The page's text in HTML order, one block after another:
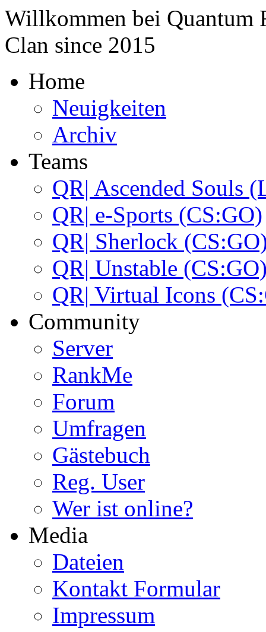
Willkommen bei Quantum
Clan since 2015
Home
Neuigkeiten
Archiv
Teams
QR| Ascended Souls
QR| e-Sports (CS:GO)
QR| Sherlock
QR| Unstable
QR| Virtual Icons
Community
Server
RankMe
Forum
Umfragen
Gästebuch
Reg. User
Wer ist online?
Media
Dateien
Kontakt Formular
Impressum